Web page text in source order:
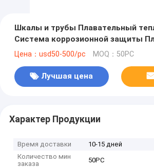
Шкалы и трубы Плавательный
Система коррозионной защиты
бассейн Тепловой насос из титана
Цена：usd50-500/pc MOQ：50PC
Лучшая цена
Характер Продукции
Время доставки
10-15 дней
Количество мин
заказа
50PC